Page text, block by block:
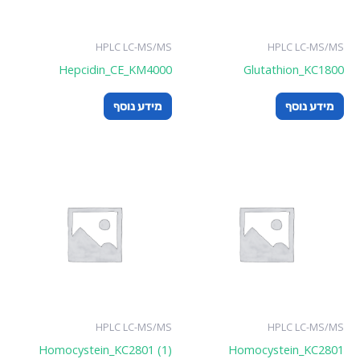
HPLC LC-MS/
נוסף
HPLC LC-MS/MS
Hepcidin_CE_KM4000
מידע נוסף
HPLC LC-MS/
HPLC LC-MS/MS
Homocystein_KC2801 (1)